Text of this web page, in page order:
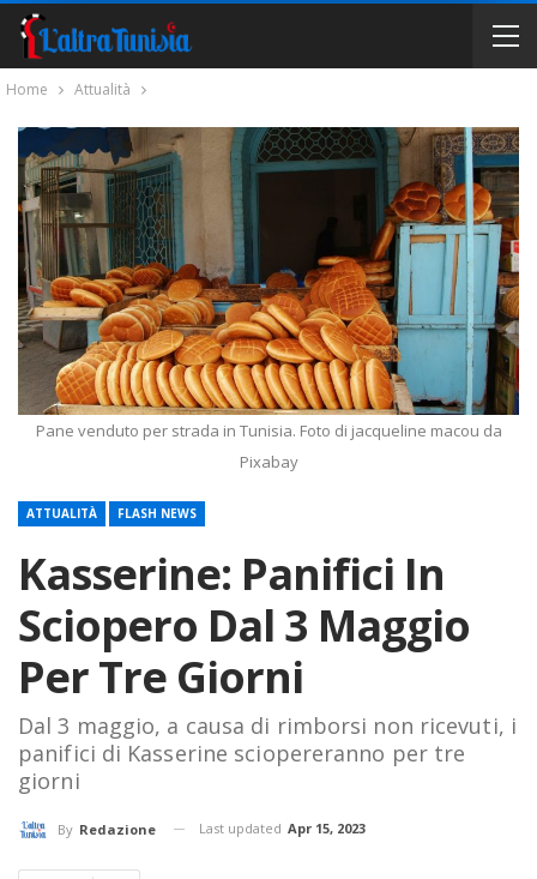
Home Attualità
Pane venduto per strada in Tunisia. Foto di jacqueline macou da
Pixabay
ATTUALITÀ FLASH NEWS
Kasserine: Panifici In
Sciopero Dal 3 Maggio
Per Tre Giorni
Dal 3 maggio, a causa di rimborsi non ricevuti, i
panifici di Kasserine sciopereranno per tre
giorni
By Redazione Last updated Apr 15, 2023